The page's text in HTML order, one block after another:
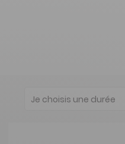
Je choisis une durée